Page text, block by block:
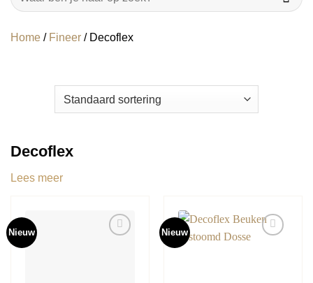
naar:
Home / Fineer / Decoflex
Decoflex
Lees meer
Nieuw Nieuw